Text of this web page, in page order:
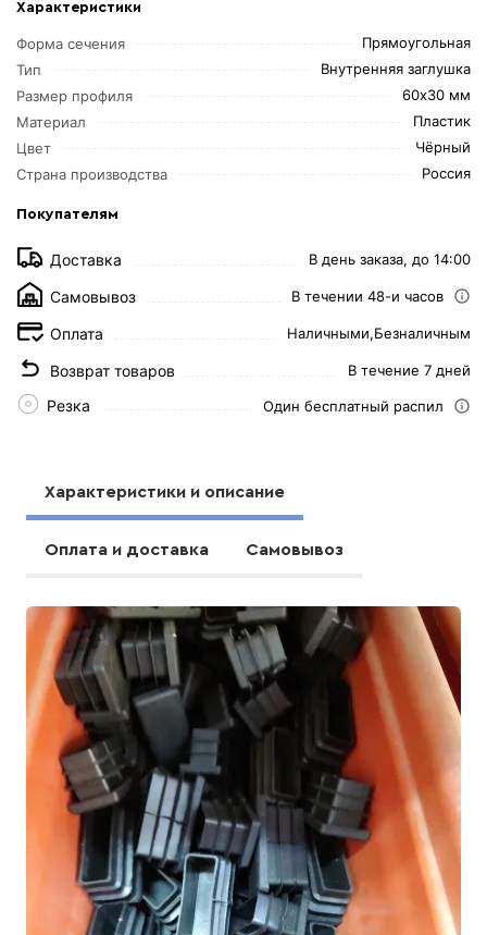
Характеристики
Форма сечения
Прямоугольная
Тип
Внутренняя заглушка
Размер профиля
60х30 мм
Материал
Пластик
Цвет
Чёрный
Страна производства
Россия
Покупателям
Доставка В день заказа, до 14:00
Самовывоз В течении 48-и часов
Оплата Наличными,Безналичным
Возврат товаров В течение 7 дней
Резка Один бесплатный распил
Характеристики и описание
Оплата и доставка Самовывоз